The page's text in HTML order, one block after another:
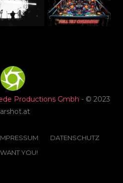
Productions Gmbh - © 2023
DATENSCHUTZ
YOU!